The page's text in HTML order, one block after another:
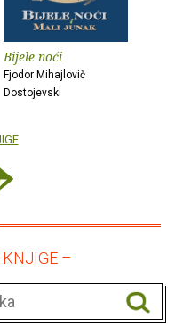
Bijele noći
Fjodor Mihajlovič
Dostojevski
KNJIGE –